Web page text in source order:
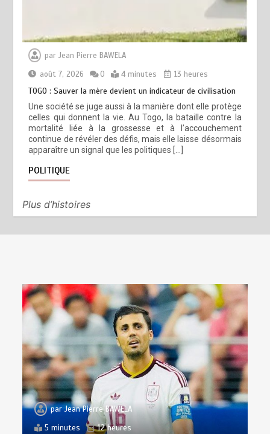
parJean Pierre BAWELA
août 7, 2026
0 4 minutes 13 heures
TOGO : Sauver la mère devient un indicateur de civilisation
Une société se juge aussi à la manière dont elle protège
celles qui donnent la vie. Au Togo, la bataille contre la
mortalité liée à la grossesse et à l’accouchement
continue de révéler des défis, mais elle laisse désormais
apparaître un signal que les politiques […]
POLITIQUE
Plus d’histoires
parJean Pierre BAWELA
5 minutes
12 heures